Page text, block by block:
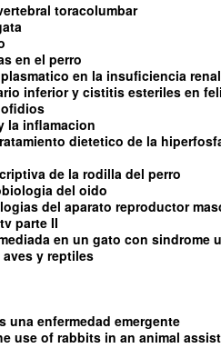
toracolumbar
en el perro
en la insuficiencia
inferior y cistitis esteriles en
la inflamacion
dietetico de la
de la rodilla del perro
del oido
del aparato reproductor
parte II
en un gato con sindrome
y reptiles
enfermedad emergente
use of rabbits in an animal